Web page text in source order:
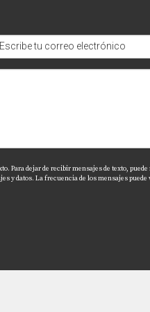
actual.
mejorar tu situación actual.
Para dejar de recibir mensajes de texto,
y datos. La frecuencia de los mensajes puede